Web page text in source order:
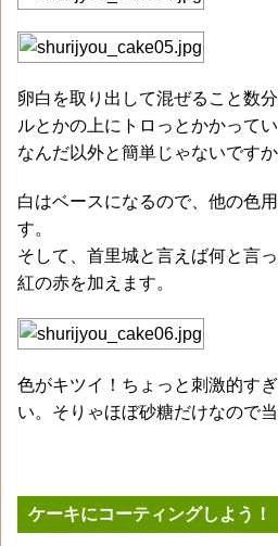
卵白を取り出して混ぜること数
ルとかの上にトロっとかかって
なんだ以外と簡単じゃないですか
白はベースになるので、他の色
す。
そして、首里城と言えば何と言
紅の赤を加えます。
色がキツイ！ちょっと刺激的す
い。そりゃほぼ砂糖だけなので当
ケーキにコーティングしよう！